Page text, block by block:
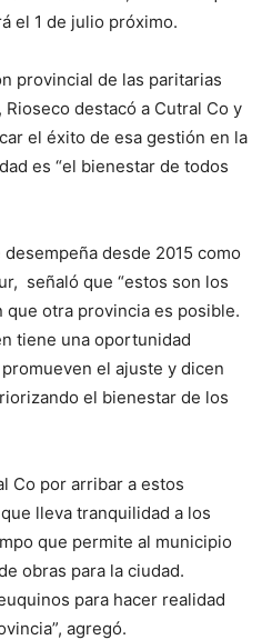
el 1 de julio próximo.
provincial de las paritarias
destacó a Cutral Co y
el éxito de esa gestión en la
es “el bienestar de todos
desde 2015 como
señaló que “estos son los
otra provincia es posible.
tiene una oportunidad
el ajuste y dicen
el bienestar de los
Co por arribar a estos
lleva tranquilidad a los
que permite al municipio
obras para la ciudad.
para hacer realidad
agregó.